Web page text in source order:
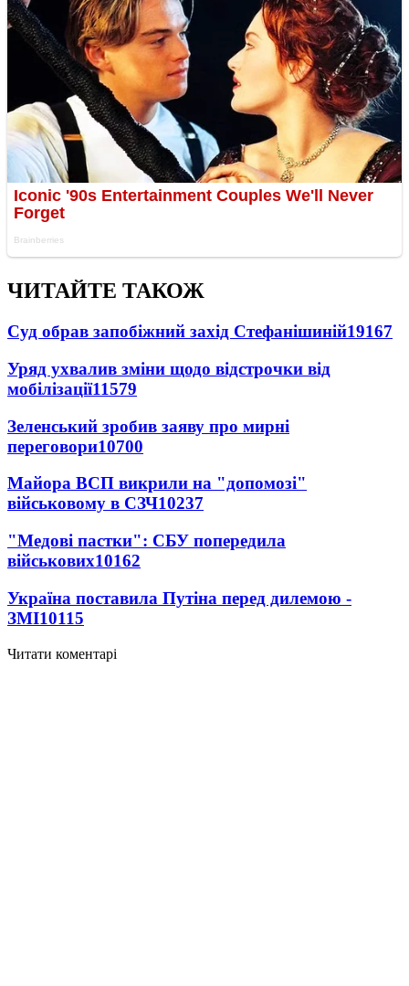
ЧИТАЙТЕ ТАКОЖ
Суд обрав запобіжний захід Стефанішиній19167
Уряд ухвалив зміни щодо відстрочки від
мобілізації11579
Зеленський зробив заяву про мирні
переговори10700
Майора ВСП викрили на "допомозі"
військовому в СЗЧ10237
"Медові пастки": СБУ попередила
військових10162
Україна поставила Путіна перед дилемою -
ЗМІ10115
Читати коментарі